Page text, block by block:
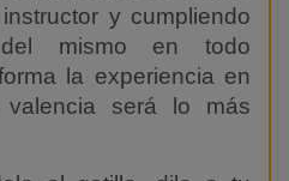
y cumpliendo
mismo en todo
la experiencia en
será lo más